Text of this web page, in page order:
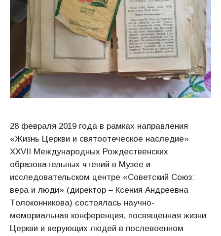
28 февраля 2019 года в рамках направления
«Жизнь Церкви и святоотеческое наследие»
XXVII Международных Рождественских
образовательных чтений в Музее и
исследовательском центре «Советский Союз:
вера и люди» (директор – Ксения Андреевна
Толоконникова) состоялась научно-
мемориальная конференция, посвященная жизни
Церкви и верующих людей в послевоенном